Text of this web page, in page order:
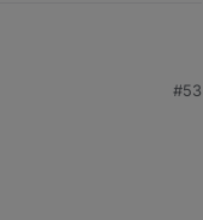
#53